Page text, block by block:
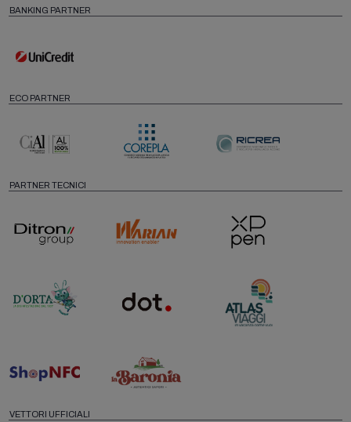
BANKING PARTNER
ECO PARTNER
PARTNER TECNICI
VETTORI UFFICIALI